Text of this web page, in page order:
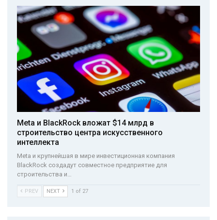
Meta и BlackRock вложат $14 млрд в
строительство центра искусственного
интеллекта
Meta и крупнейшая в мире инвестиционная компания
BlackRock создадут совместное предприятие для
строительства и…
PREV NEXT 1 of 27